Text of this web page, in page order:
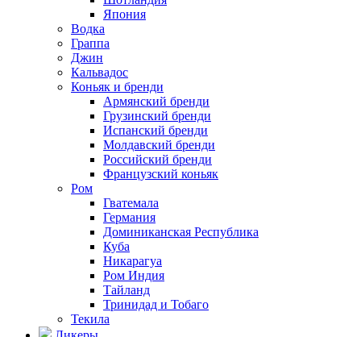
Япония
Водка
Граппа
Джин
Кальвадос
Коньяк и бренди
Армянский бренди
Грузинский бренди
Испанский бренди
Молдавский бренди
Российский бренди
Французский коньяк
Ром
Гватемала
Германия
Доминиканская Республика
Куба
Никарагуа
Ром Индия
Тайланд
Тринидад и Тобаго
Текила